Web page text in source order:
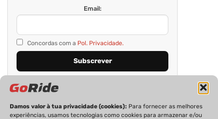
Damos valor à tua privacidade (cookies): Para fornecer as melhores
experiências, usamos tecnologias como cookies para armazenar e/ou
Email:
Concordas com a Pol. Privacidade.